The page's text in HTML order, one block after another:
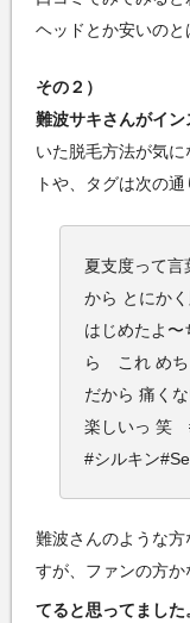
ヘッドとか安いの
その２）
難波サキさんがイン
いた脱毛方法が気
トや、タグは次の通
夏支度って言
から とにか
はじめたよ〜
ら これ めち
だから 痛く
楽しいっ 笑
#シルキン
難波さんのような
すが、ファンの方
てると思ってました